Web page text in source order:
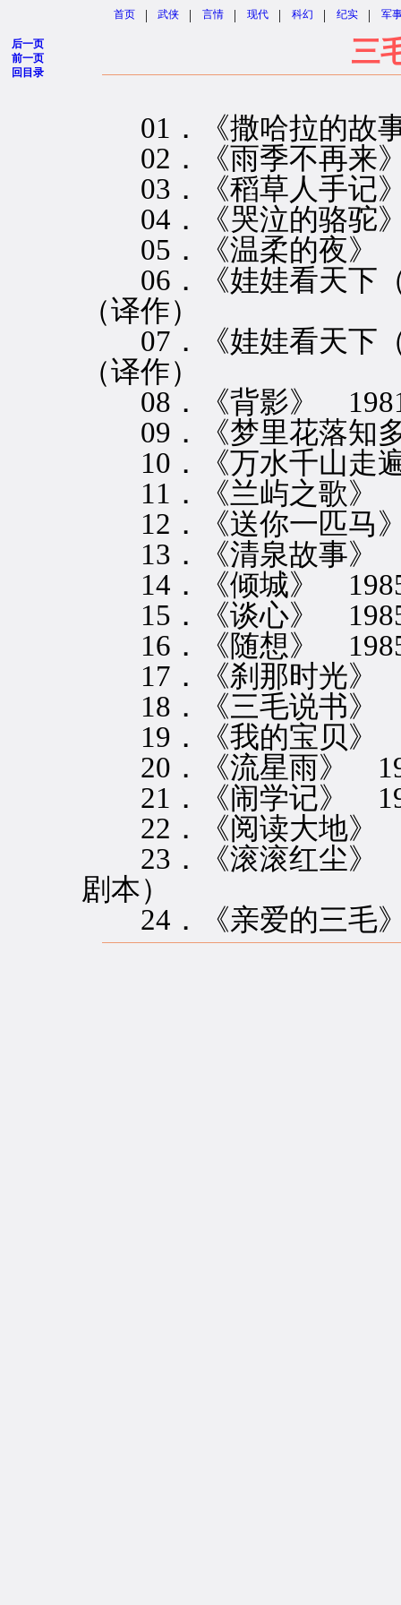
首页 | 武侠 | 言情 | 现代 | 科幻 | 纪实 | 军
后一页
前一页
回目录
三
01．《撒哈拉的故
02．《雨季不再来
03．《稻草人手记
04．《哭泣的骆驼
05．《温柔的夜》
06．《娃娃看天下
（译作）
07．《娃娃看天下
（译作）
08．《背影》 1981
09．《梦里花落知
10．《万水千山走
11．《兰屿之歌》
12．《送你一匹马
13．《清泉故事》
14．《倾城》 1985
15．《谈心》 1985
16．《随想》 1985
17．《刹那时光》
18．《三毛说书》
19．《我的宝贝》
20．《流星雨》
21．《闹学记》
22．《阅读大地》
23．《滚滚红尘》
剧本）
24．《亲爱的三毛